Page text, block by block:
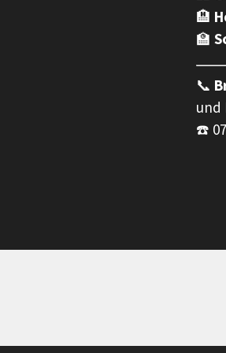
🏨
🏫
📞
und
☎️